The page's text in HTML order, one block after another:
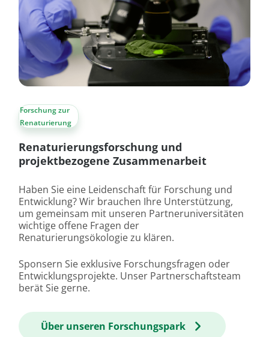
Forschung zur
Renaturierung
Renaturierungsforschung und
projektbezogene Zusammenarbeit
Haben Sie eine Leidenschaft für Forschung und
Entwicklung? Wir brauchen Ihre Unterstützung,
um gemeinsam mit unseren Partneruniversitäten
wichtige offene Fragen der
Renaturierungsökologie zu klären.
Sponsern Sie exklusive Forschungsfragen oder
Entwicklungsprojekte. Unser Partnerschaftsteam
berät Sie gerne.
Über unseren Forschungspark